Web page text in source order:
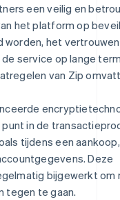
een veilig en
het platform op
het
service op lange
van Zip
in de
tijdens een
Deze
bijgewerkt om
tegen te gaan.